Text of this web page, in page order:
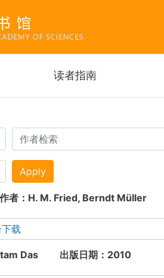
到
主
要
内
容
读者指南
Apply
：H. M. Fried, Berndt Müller
载
Das 出版日期：2010